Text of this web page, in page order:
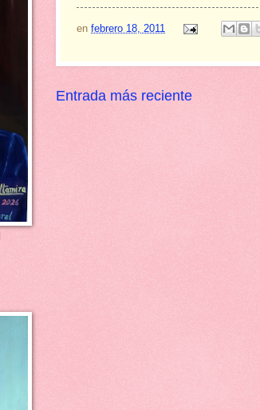
en febrero 18, 2011
Entrada más reciente